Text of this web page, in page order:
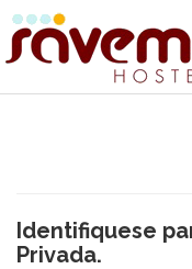
Identifiquese
Privada.